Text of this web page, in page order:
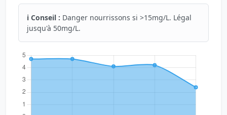
ℹ️ Conseil : Danger nourrissons si >15mg/L. Légal
jusqu'à 50mg/L.